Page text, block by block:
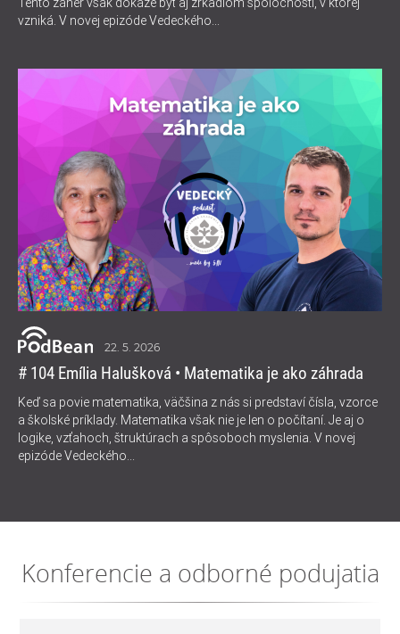
vzniká. V novej epizóde Vedeckého...
22. 5. 2026
# 104 Emília Halušková • Matematika je ako záhrada
Keď sa povie matematika, väčšina z nás si predstaví čísla, vzorce
a školské príklady. Matematika však nie je len o počítaní. Je aj o
logike, vzťahoch, štruktúrach a spôsoboch myslenia. V novej
epizóde Vedeckého...
Konferencie a odborné podujatia